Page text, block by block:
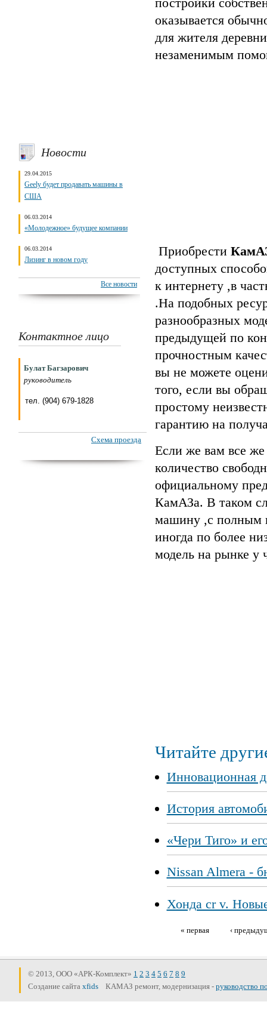
Новости
29.04.2015
Geely будет продавать машины в
США
06.03.2014
«Молодежное» будущее компании
06.03.2014
Лизинг в новом году
Все новости
Контактное лицо
Булат Багзарович
руководитель
тел. (904) 679-1828
Схема проезда
оказывается
для жителя
незаменимым
Приобрести
доступных
к интернету ,в
.На подобных
разнообразных
предыдущей по
прочностным
вы не можете
того, если вы
простому
гарантию на
Если же вам все
количество
официальному
КамАЗа. В таком
машину ,с полным
иногда по более
модель на рынке у
Читайте
Инновационная
История
«Чери Тиго» и
Nissan Almera -
Хонда cr v.
Страницы
« первая ‹
© 2013, ООО «АРК-Комплект» 1 2 3 4 5 6 7 8 9
Создание сайта xfids КАМАЗ ремонт, модернизация - руководство